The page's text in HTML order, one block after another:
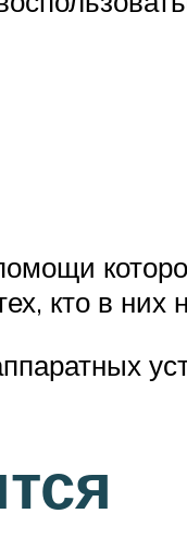
кто в них